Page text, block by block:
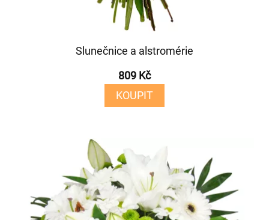
Slunečnice a alstromérie
809 Kč
KOUPIT